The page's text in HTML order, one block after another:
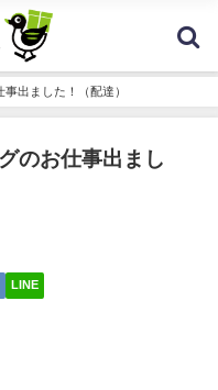
出ました！（配達）
のお仕事出まし
LINE